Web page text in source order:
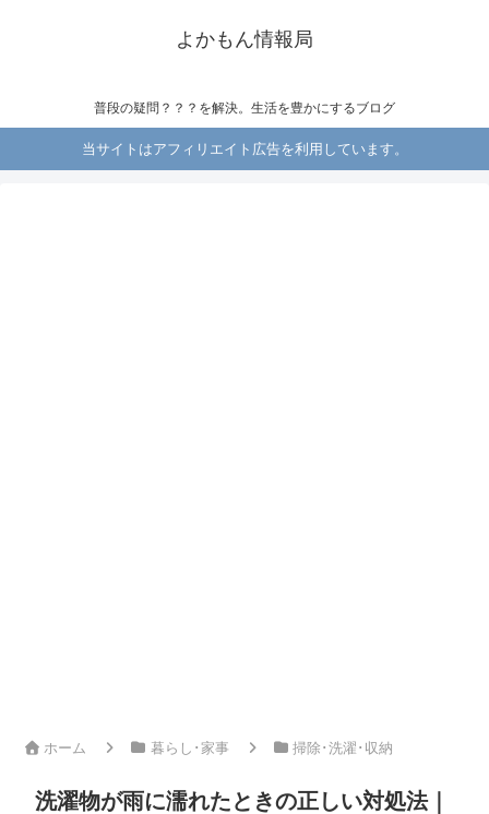
よかもん情報局
普段の疑問？？？を解決。生活を豊かにするブログ
当サイトはアフィリエイト広告を利用しています。
ホーム 暮らし･家事 掃除･洗濯･収納
洗濯物が雨に濡れたときの正しい対処法｜